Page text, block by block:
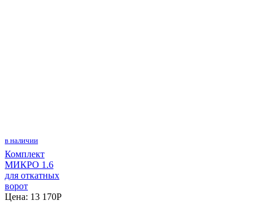
в наличии
Комплект
МИКРО 1.6
для откатных
ворот
Цена: 13 170P